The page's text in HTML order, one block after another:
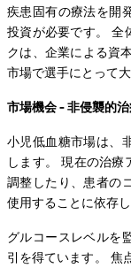
疾患固有の療法を開
投資が必要です。 全
クは、企業による資
市場で選手にとって
市場機会 - 非侵襲的
小児低血糖市場は、
します。 現在の治
調整したり、患者の
使用することに依存し
グルコースレベルを
引を得ています。 焦